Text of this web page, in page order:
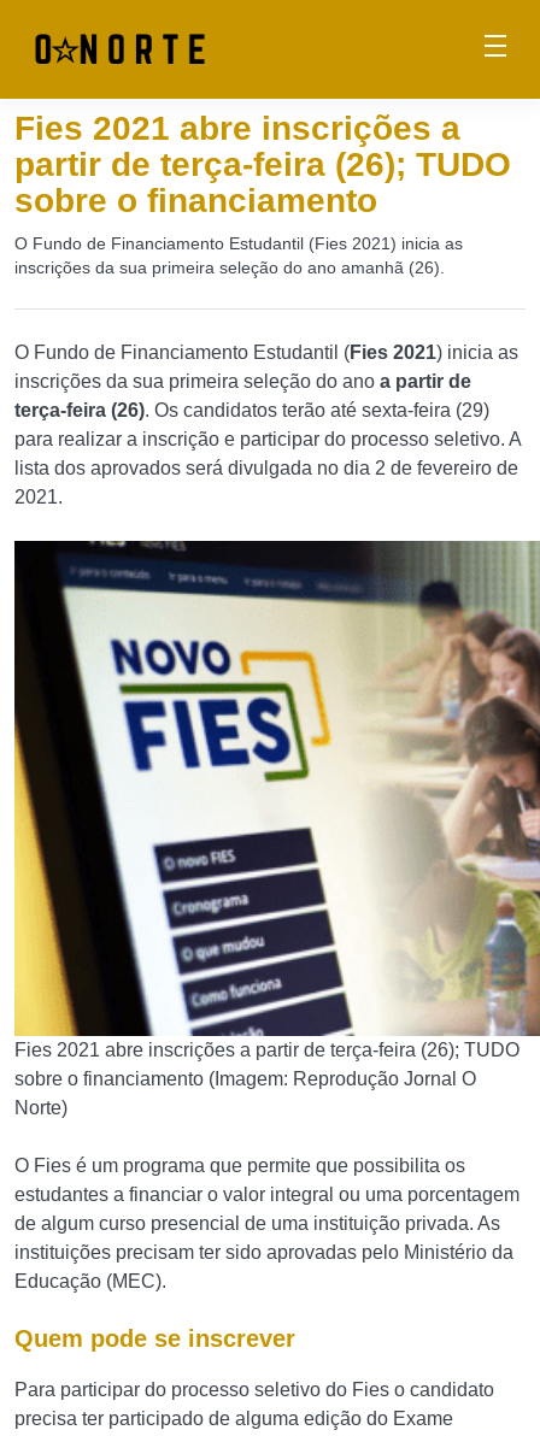
Fies 2021 abre inscrições a
partir de terça-feira (26); TUDO
sobre o financiamento
O Fundo de Financiamento Estudantil (Fies 2021) inicia as
inscrições da sua primeira seleção do ano amanhã (26).
O Fundo de Financiamento Estudantil (Fies 2021) inicia as
inscrições da sua primeira seleção do ano a partir de
terça-feira (26). Os candidatos terão até sexta-feira (29)
para realizar a inscrição e participar do processo seletivo. A
lista dos aprovados será divulgada no dia 2 de fevereiro de
2021.
Fies 2021 abre inscrições a partir de terça-feira (26); TUDO
sobre o financiamento (Imagem: Reprodução Jornal O
Norte)
O Fies é um programa que permite que possibilita os
estudantes a financiar o valor integral ou uma porcentagem
de algum curso presencial de uma instituição privada. As
instituições precisam ter sido aprovadas pelo Ministério da
Educação (MEC).
Quem pode se inscrever
Para participar do processo seletivo do Fies o candidato
precisa ter participado de alguma edição do Exame